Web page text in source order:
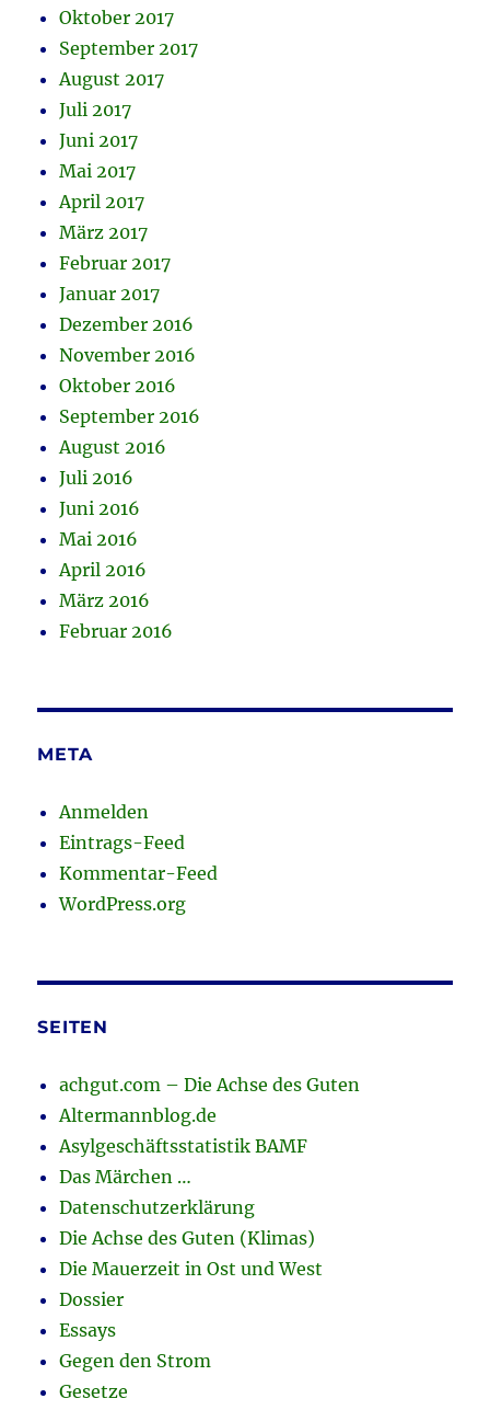
Oktober 2017
September 2017
August 2017
Juli 2017
Juni 2017
Mai 2017
April 2017
März 2017
Februar 2017
Januar 2017
Dezember 2016
November 2016
Oktober 2016
September 2016
August 2016
Juli 2016
Juni 2016
Mai 2016
April 2016
März 2016
Februar 2016
META
Anmelden
Eintrags-Feed
Kommentar-Feed
WordPress.org
SEITEN
achgut.com – Die Achse des Guten
Altermannblog.de
Asylgeschäftsstatistik BAMF
Das Märchen …
Datenschutzerklärung
Die Achse des Guten (Klimas)
Die Mauerzeit in Ost und West
Dossier
Essays
Gegen den Strom
Gesetze